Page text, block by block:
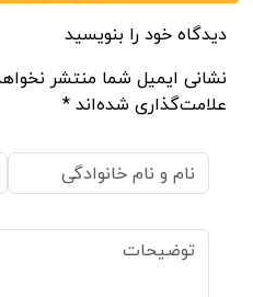
دیدگاه خود را بنویسید
نشانی ایمیل شما منتشر
علامت‌گذاری شده‌اند *